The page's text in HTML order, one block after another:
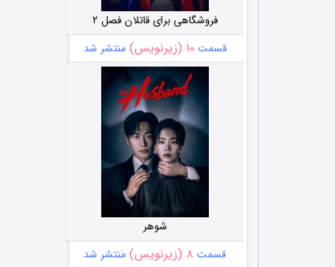
فروشگاهی برای قاتلان فصل ۲
قسمت۱۰ (زیرنویس) منتشر شد
شوهر
قسمت ۸ (زیرنویس) منتشر شد